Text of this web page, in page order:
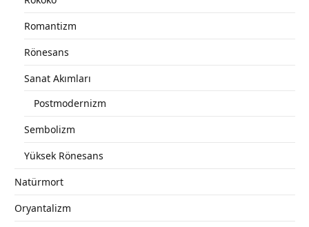
Romantizm
Rönesans
Sanat Akımları
Postmodernizm
Sembolizm
Yüksek Rönesans
Natürmort
Oryantalizm